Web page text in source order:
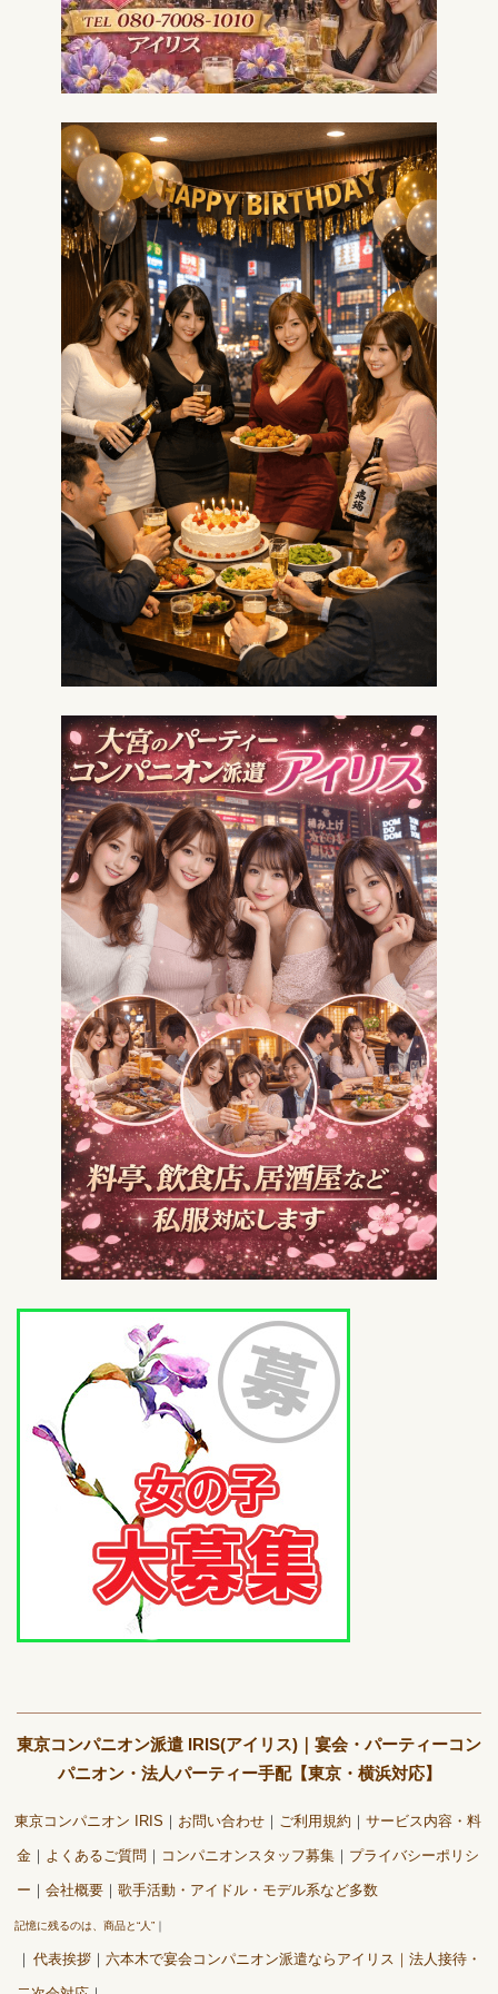
東京コンパニオン派遣 IRIS(アイリス)｜宴会・パーティーコン
パニオン・法人パーティー手配【東京・横浜対応】
東京コンパニオン IRIS お問い合わせ ご利用規約 サービス内容・料
金 よくあるご質問 コンパニオンスタッフ募集 プライバシーポリシ
ー 会社概要 歌手活動・アイドル・モデル系など多数
記憶に残るのは、商品と“人”
代表挨拶 六本木で宴会コンパニオン派遣ならアイリス｜法人接待・